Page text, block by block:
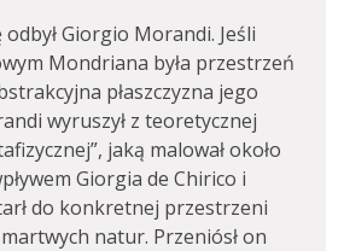
Giorgio Morandi. Jeśli
Mondriana była przestrzeń
płaszczyzna jego
wyruszył z teoretycznej
jaką malował około
Giorgia de Chirico i
do konkretnej przestrzeni
natur. Przeniósł on